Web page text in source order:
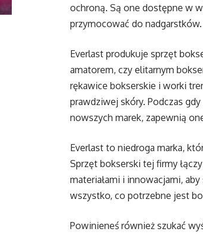
ochroną. Są one dostępne w
przymocować do nadgarstków.
Everlast produkuje sprzęt
amatorem, czy elitarnym
rękawice bokserskie i worki
prawdziwej skóry. Podczas
nowszych marek, zapewnią
Everlast to niedroga marka,
Sprzęt bokserski tej firmy
materiałami i innowacjami,
wszystko, co potrzebne jest
Powinieneś również szukać